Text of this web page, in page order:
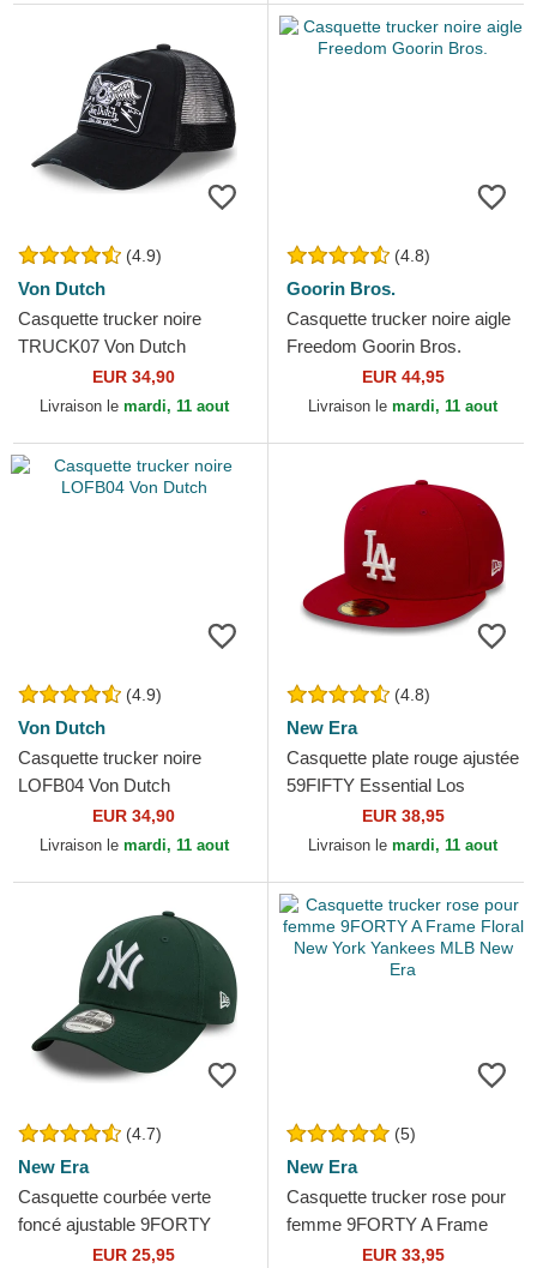
(4.9)
Von Dutch
Casquette trucker noire
TRUCK07 Von Dutch
EUR 34,90
Livraison le mardi, 11 aout
(4.8)
Goorin Bros.
Casquette trucker noire aigle
Freedom Goorin Bros.
EUR 44,95
Livraison le mardi, 11 aout
(4.9)
Von Dutch
Casquette trucker noire
LOFB04 Von Dutch
EUR 34,90
Livraison le mardi, 11 aout
(4.8)
New Era
Casquette plate rouge ajustée
59FIFTY Essential Los
Angeles Dodgers MLB New
Era
EUR 38,95
Livraison le mardi, 11 aout
(4.7)
New Era
Casquette courbée verte
foncé ajustable 9FORTY
League Essential New York
EUR 25,95
(5)
New Era
Casquette trucker rose pour
femme 9FORTY A Frame
Floral New York Yankees
EUR 33,95